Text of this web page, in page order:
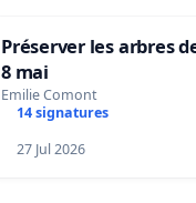
Préserver les arbres
8 mai
Emilie Comont
14 signatures
27 Jul 2026